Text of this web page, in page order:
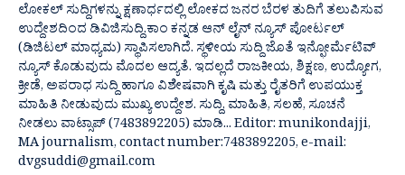
ಲೋಕಲ್ ಸುದ್ದಿಗಳನ್ನು ಕ್ಷಣಾರ್ಧದಲ್ಲಿ ಲೋಕದ ಜನರ ಬೆರಳ ತುದಿಗೆ ತಲುಪಿಸುವ
ಉದ್ದೇಶದಿಂದ ಡಿವಿಜಿಸುದ್ದಿ.ಕಾಂ ಕನ್ನಡ ಆನ್ ಲೈನ್ ನ್ಯೂಸ್ ಪೋರ್ಟಲ್
(ಡಿಜಿಟಲ್ ಮಾಧ್ಯಮ) ಸ್ಥಾಪಿಸಲಾಗಿದೆ. ಸ್ಥಳೀಯ ಸುದ್ದಿ ಜೊತೆ ಇನ್ಫೋರ್ಮೆಟಿವ್
ನ್ಯೂಸ್ ಕೊಡುವುದು ಮೊದಲ ಆದ್ಯತೆ. ಇದಲ್ಲದೆ ರಾಜಕೀಯ, ಶಿಕ್ಷಣ, ಉದ್ಯೋಗ,
ಕ್ರೀಡೆ, ಅಪರಾಧ ಸುದ್ದಿ ಹಾಗೂ ವಿಶೇಷವಾಗಿ ಕೃಷಿ ಮತ್ತು ರೈತರಿಗೆ ಉಪಯುಕ್ತ
ಮಾಹಿತಿ ನೀಡುವುದು ಮುಖ್ಯ ಉದ್ದೇಶ. ಸುದ್ದಿ, ಮಾಹಿತಿ, ಸಲಹೆ, ಸೂಚನೆ
ನೀಡಲು ವಾಟ್ಸಾಪ್ (7483892205) ಮಾಡಿ... Editor: munikondajji,
MA journalism, contact number:7483892205, e-mail:
dvgsuddi@gmail.com